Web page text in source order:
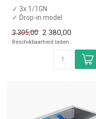
✓ 3x 1/1GN
✓ Drop-in model
✓ +4 tot +8 °C
3.305,00 2.380,00
Beschikbaarheid laden..